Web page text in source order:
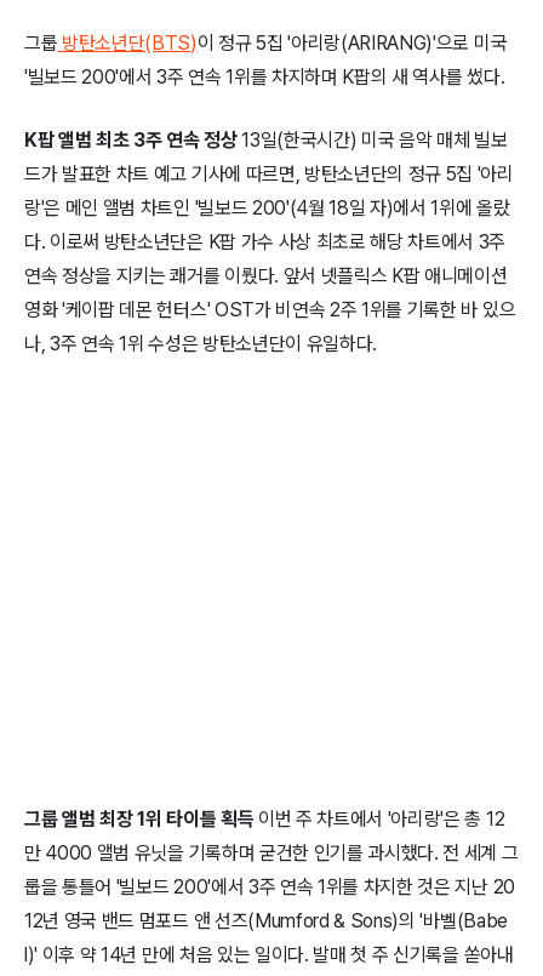
그룹 방탄소년단(BTS)이 정규 5집 '아리랑(ARIRANG)'으로 미국
'빌보드 200'에서 3주 연속 1위를 차지하며 K팝의 새 역사를 썼다.
K팝 앨범 최초 3주 연속 정상13일(한국시간) 미국 음악 매체 빌보
드가 발표한 차트 예고 기사에 따르면, 방탄소년단의 정규 5집 '아리
랑'은 메인 앨범 차트인 '빌보드 200'(4월 18일 자)에서 1위에 올랐
다. 이로써 방탄소년단은 K팝 가수 사상 최초로 해당 차트에서 3주
연속 정상을 지키는 쾌거를 이뤘다. 앞서 넷플릭스 K팝 애니메이션
영화 '케이팝 데몬 헌터스' OST가 비연속 2주 1위를 기록한 바 있으
나, 3주 연속 1위 수성은 방탄소년단이 유일하다.
그룹 앨범 최장 1위 타이틀 획득 이번 주 차트에서 '아리랑'은 총 12
만 4000 앨범 유닛을 기록하며 굳건한 인기를 과시했다. 전 세계 그
룹을 통틀어 '빌보드 200'에서 3주 연속 1위를 차지한 것은 지난 20
12년 영국 밴드 멈포드 앤 선즈(Mumford & Sons)의 '바벨(Babe
l)' 이후 약 14년 만에 처음 있는 일이다. 발매 첫 주 신기록을 쏟아내